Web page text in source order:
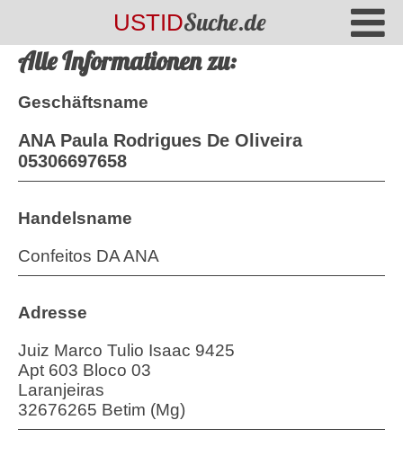
USTIDSuche.de
Alle Informationen zu:
Geschäftsname
ANA Paula Rodrigues De Oliveira
05306697658
Handelsname
Confeitos DA ANA
Adresse
Juiz Marco Tulio Isaac 9425
Apt 603 Bloco 03
Laranjeiras
32676265 Betim (Mg)